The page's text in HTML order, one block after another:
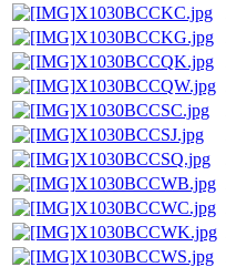
X1030BCCKC.jpg
X1030BCCKG.jpg
X1030BCCQK.jpg
X1030BCCQW.jpg
X1030BCCSC.jpg
X1030BCCSJ.jpg
X1030BCCSQ.jpg
X1030BCCWB.jpg
X1030BCCWC.jpg
X1030BCCWK.jpg
X1030BCCWS.jpg